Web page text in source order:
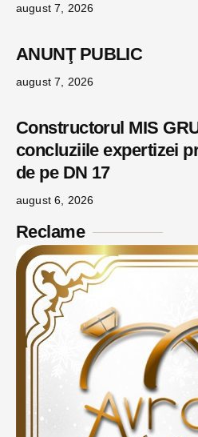
august 7, 2026
ANUNŢ PUBLIC
august 7, 2026
Constructorul MIS
concluziile expertizei
de pe DN 17
august 6, 2026
Reclame